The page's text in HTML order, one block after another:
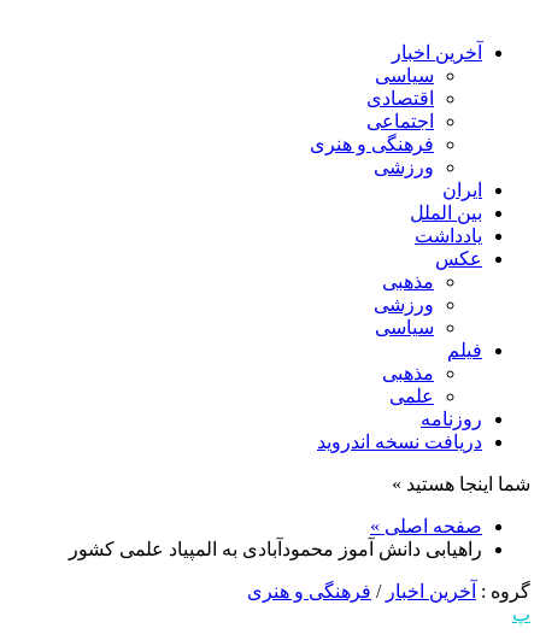
آخرین اخبار
سیاسی
اقتصادی
اجتماعی
فرهنگی و هنری
ورزشی
ایران
بین الملل
یادداشت
عکس
مذهبی
ورزشی
سیاسی
فیلم
مذهبی
علمی
روزنامه
دریافت نسخه اندروید
شما اینجا هستید »
صفحه اصلی »
راهیابی دانش آموز محمودآبادی به المپیاد علمی کشور
گروه : آخرین اخبار / فرهنگی و هنری
پ